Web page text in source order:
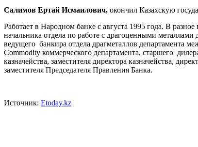
Салимов Ертай Исмаилович, окончил Казахскую
Работает в Народном банке с августа 1995 года. В
начальника отдела по работе с драгоценными
ведущего банкира отдела драгметаллов департамента
Commodity коммерческого департамента, старшего
казначейства, заместителя директора казначейства,
заместителя Председателя Правления Банка.
Источник: Etoday.kz